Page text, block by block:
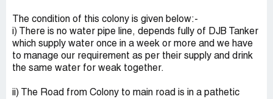
The condition of this colony is given below:-
i) There is no water pipe line, depends fully of DJB Tanker
which supply water once in a week or more and we have
to manage our requirement as per their supply and drink
the same water for weak together.
ii) The Road from Colony to main road is in a pathetic